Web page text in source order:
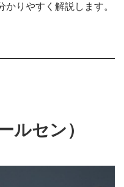
りやすく解説します。
ルセン）